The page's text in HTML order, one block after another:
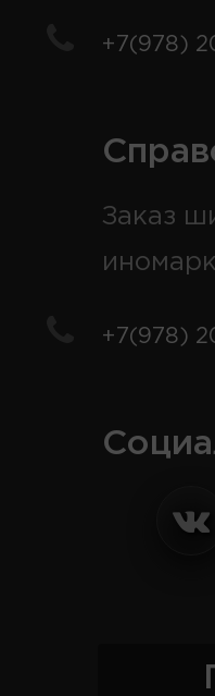
+7(978)
Заказ
+7(978)